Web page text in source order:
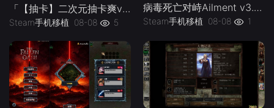
「【抽卡】二次元抽卡爽v0.34.4_免广告-手机移植版下载-.均亲测可玩
Steam手机移植 08-08 5
病毒死亡对峙Ailment v3.3.5》[完整版]Steam移植
Steam手机移植 08-08 1